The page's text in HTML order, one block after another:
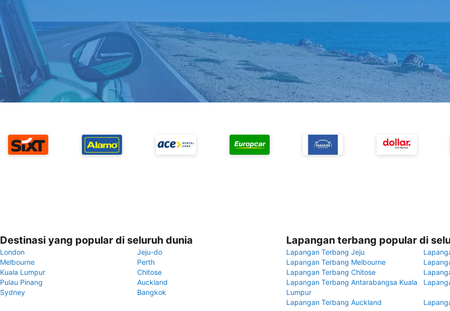
Destinasi yang popular di seluruh dunia
London
Jeju-do
Melbourne
Perth
Kuala Lumpur
Chitose
Pulau Pinang
Auckland
Sydney
Bangkok
Lapangan terbang popular di
Lapangan Terbang Jeju
Lapangan Terbang Melbourne
Lapangan Terbang Chitose
Lapangan Terbang Antarabangsa Kuala
Lumpur
Lapangan Terbang Auckland